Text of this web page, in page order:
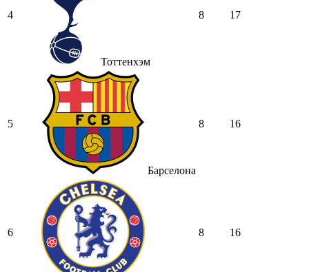
4
Тоттенхэм
8 17
5
Барселона
8 16
6 8 16